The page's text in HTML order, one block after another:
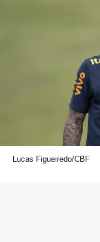
Lucas Figueiredo/CBF